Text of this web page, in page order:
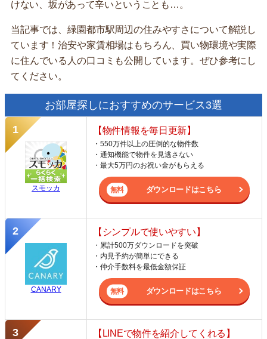
けない、坂があって辛いということも…。
当記事では、緑園都市駅周辺の住みやすさについて解説し
ています！治安や家賃相場はもちろん、買い物環境や実際
に住んでいる人の口コミも公開しています。ぜひ参考にし
てください。
お部屋探しにおすすめのサービス3選
スモッカ
【物件情報を毎日更新】
・550万件以上の圧倒的な物件数
・通知機能で物件を見逃さない
・最大5万円のお祝い金がもらえる
ダウンロードはこちら
CANARY
【シンプルで使いやすい】
・累計500万ダウンロードを突破
・内見予約が簡単にできる
・仲介手数料を最低金額保証
ダウンロードはこちら
【LINEで物件を紹介してくれる】